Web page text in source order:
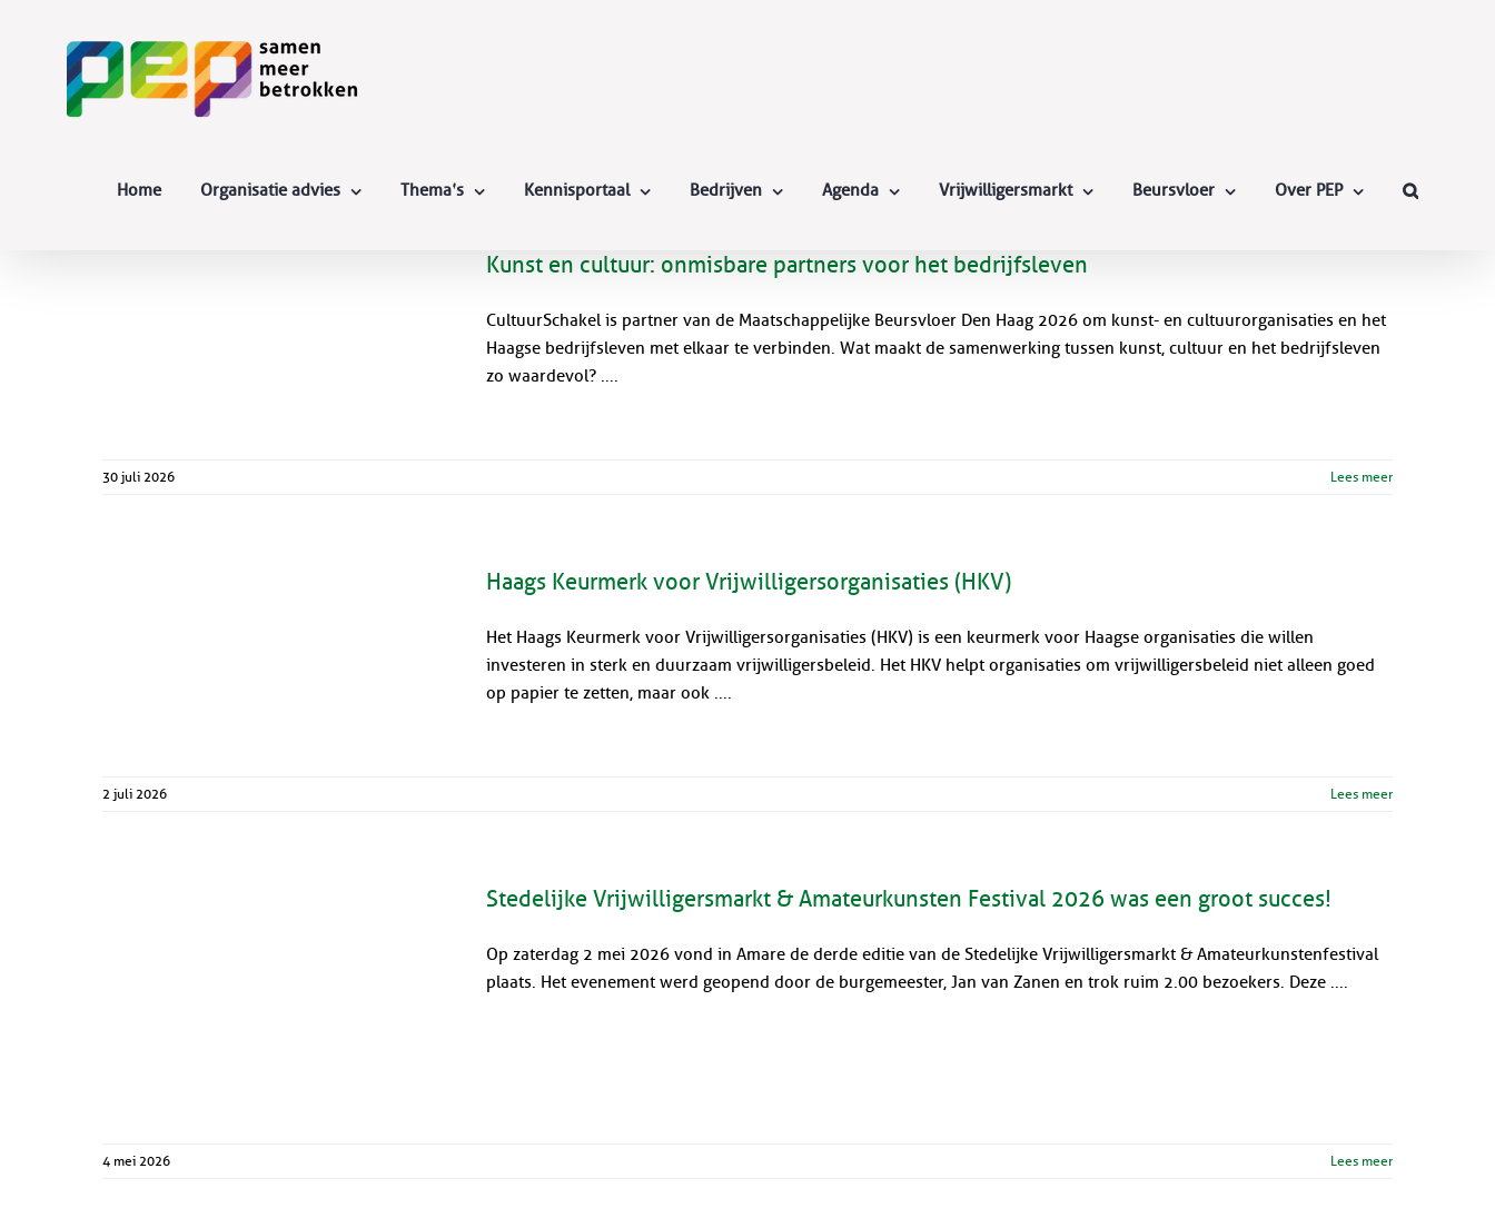
Home Organisatie advies Thema’s Kennisportaal Bedrijven Agenda Vrijwilligersmarkt Beursvloer Over PEP
Kunst en cultuur: onmisbare partners voor het bedrijfsleven
CultuurSchakel is partner van de Maatschappelijke Beursvloer Den Haag 2026 om kunst- en cultuurorganisaties en het
Haagse bedrijfsleven met elkaar te verbinden. Wat maakt de samenwerking tussen kunst, cultuur en het bedrijfsleven
zo waardevol? ....
30 juli 2026 Lees meer
Haags Keurmerk voor Vrijwilligersorganisaties (HKV)
Het Haags Keurmerk voor Vrijwilligersorganisaties (HKV) is een keurmerk voor Haagse organisaties die willen
investeren in sterk en duurzaam vrijwilligersbeleid. Het HKV helpt organisaties om vrijwilligersbeleid niet alleen goed
op papier te zetten, maar ook ....
2 juli 2026 Lees meer
Stedelijke Vrijwilligersmarkt & Amateurkunsten Festival 2026 was een groot succes!
Op zaterdag 2 mei 2026 vond in Amare de derde editie van de Stedelijke Vrijwilligersmarkt & Amateurkunstenfestival
plaats. Het evenement werd geopend door de burgemeester, Jan van Zanen en trok ruim 2.00 bezoekers. Deze ....
4 mei 2026 Lees meer